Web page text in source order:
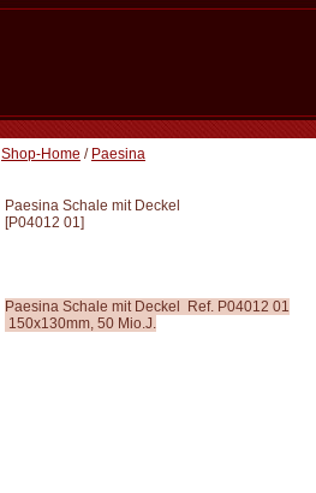
Shop-Home / Paesina
Paesina Schale mit Deckel
[P04012 01]
Paesina Schale mit Deckel Ref. P04012 01
150x130mm, 50 Mio.J.